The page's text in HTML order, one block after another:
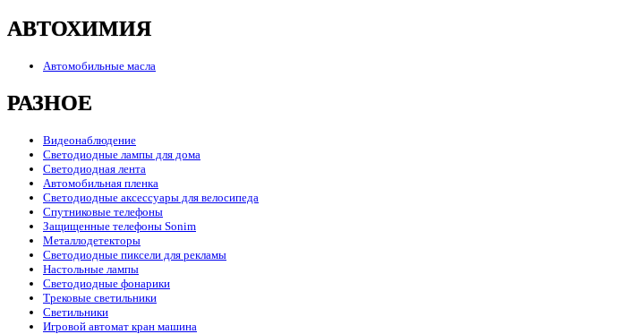
АВТОХИМИЯ
Автомобильные масла
РАЗНОЕ
Видеонаблюдение
Светодиодные лампы для дома
Светодиодная лента
Автомобильная пленка
Светодиодные аксессуары для велосипеда
Спутниковые телефоны
Защищенные телефоны Sonim
Металлодетекторы
Светодиодные пиксели для рекламы
Настольные лампы
Светодиодные фонарики
Трековые светильники
Светильники
Игровой автомат кран машина